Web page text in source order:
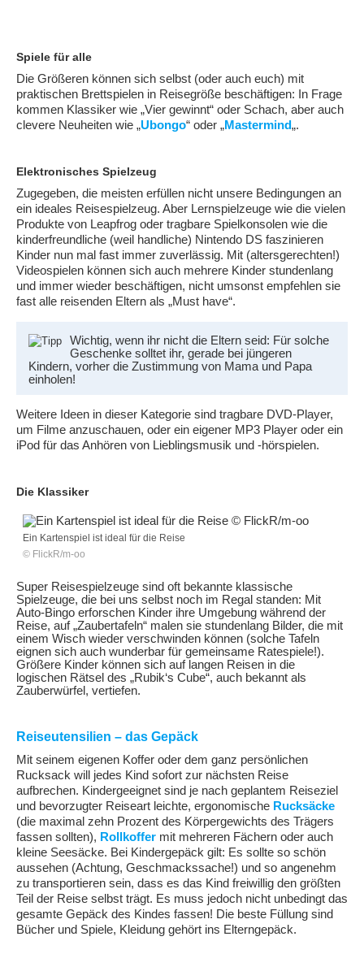
Spiele für alle
Die Größeren können sich selbst (oder auch euch) mit
praktischen Brettspielen in Reisegröße beschäftigen: In Frage
kommen Klassiker wie „Vier gewinnt“ oder Schach, aber auch
clevere Neuheiten wie „Ubongo“ oder „Mastermind„.
Elektronisches Spielzeug
Zugegeben, die meisten erfüllen nicht unsere Bedingungen an
ein ideales Reisespielzeug. Aber Lernspielzeuge wie die vielen
Produkte von Leapfrog oder tragbare Spielkonsolen wie die
kinderfreundliche (weil handliche) Nintendo DS faszinieren
Kinder nun mal fast immer zuverlässig. Mit (altersgerechten!)
Videospielen können sich auch mehrere Kinder stundenlang
und immer wieder beschäftigen, nicht umsonst empfehlen sie
fast alle reisenden Eltern als „Must have“.
Wichtig, wenn ihr nicht die Eltern seid: Für solche
Geschenke solltet ihr, gerade bei jüngeren
Kindern, vorher die Zustimmung von Mama und Papa
einholen!
Weitere Ideen in dieser Kategorie sind tragbare DVD-Player,
um Filme anzuschauen, oder ein eigener MP3 Player oder ein
iPod für das Anhören von Lieblingsmusik und -hörspielen.
Die Klassiker
Ein Kartenspiel ist ideal für die Reise
© FlickR/m-oo
Super Reisespielzeuge sind oft bekannte klassische
Spielzeuge, die bei uns selbst noch im Regal standen: Mit
Auto-Bingo erforschen Kinder ihre Umgebung während der
Reise, auf „Zaubertafeln“ malen sie stundenlang Bilder, die mit
einem Wisch wieder verschwinden können (solche Tafeln
eignen sich auch wunderbar für gemeinsame Ratespiele!).
Größere Kinder können sich auf langen Reisen in die
logischen Rätsel des „Rubik‘s Cube“, auch bekannt als
Zauberwürfel, vertiefen.
Reiseutensilien – das Gepäck
Mit seinem eigenen Koffer oder dem ganz persönlichen
Rucksack will jedes Kind sofort zur nächsten Reise
aufbrechen. Kindergeeignet sind je nach geplantem Reiseziel
und bevorzugter Reiseart leichte, ergonomische Rucksäcke
(die maximal zehn Prozent des Körpergewichts des Trägers
fassen sollten), Rollkoffer mit mehreren Fächern oder auch
kleine Seesäcke. Bei Kindergepäck gilt: Es sollte so schön
aussehen (Achtung, Geschmackssache!) und so angenehm
zu transportieren sein, dass es das Kind freiwillig den größten
Teil der Reise selbst trägt. Es muss jedoch nicht unbedingt das
gesamte Gepäck des Kindes fassen! Die beste Füllung sind
Bücher und Spiele, Kleidung gehört ins Elterngepäck.